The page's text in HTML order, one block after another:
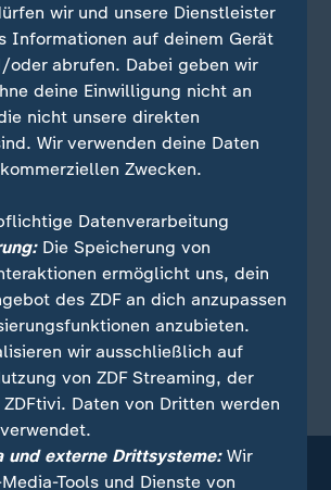
sich in Hamburg
Congress
Mitglied
7.00 Uhr:
9.00 Uhr:
und Philip Wortmann
wir und unsere Dienstleister
Informationen auf deinem Gerät
oder abrufen. Dabei geben wir
deine Einwilligung nicht an
nicht unsere direkten
Wir verwenden deine Daten
Zwecken.
Datenverarbeitung
Die Speicherung von
ermöglicht uns, dein
des ZDF an dich anzupassen
anzubieten.
wir ausschließlich auf
von ZDF Streaming, der
ZDFtivi. Daten von Dritten werden
und externe Drittsysteme:Wir
Tools und Dienste von